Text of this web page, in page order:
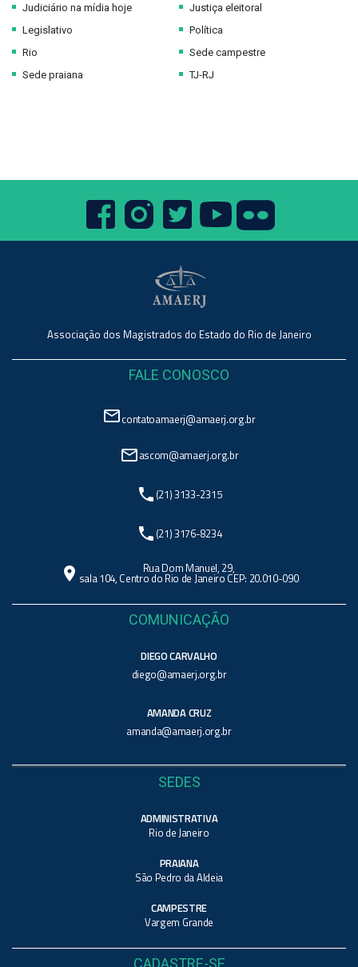
Judiciário na mídia hoje
Legislativo
Rio
Sede praiana
Justiça eleitoral
Política
Sede campestre
TJ-RJ
Associação dos Magistrados do Estado do Rio de Janeiro
FALE CONOSCO
mail_outlinecontatoamaerj@amaerj.org.br
mail_outlineascom@amaerj.org.br
phone (21) 3133-2315
phone (21) 3176-8234
location_on Rua Dom Manuel, 29,
sala 104, Centro do Rio de Janeiro CEP: 20.010-090
COMUNICAÇÃO
DIEGO CARVALHO
diego@amaerj.org.br
AMANDA CRUZ
amanda@amaerj.org.br
SEDES
ADMINISTRATIVA
Rio de Janeiro
PRAIANA
São Pedro da Aldeia
CAMPESTRE
Vargem Grande
CADASTRE-SE